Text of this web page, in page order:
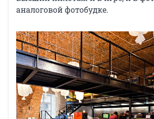
аналоговой фотобудке.